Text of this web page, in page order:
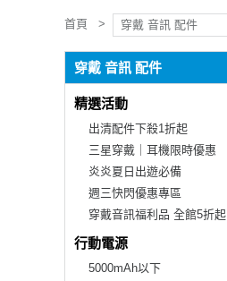
首頁 穿戴 音訊 配件
穿戴 音訊 配件
精選活動
出清配件下殺1折起
三星穿戴｜耳機限時優惠
炎炎夏日出遊必備
週三快閃優惠專區
穿戴音訊福利品 全館5折起
行動電源
5000mAh以下